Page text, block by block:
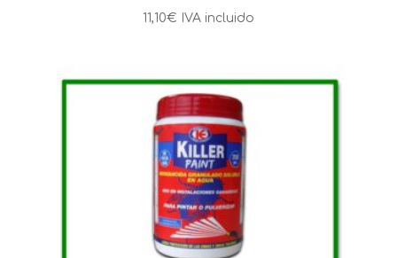
11,10€ IVA incluido